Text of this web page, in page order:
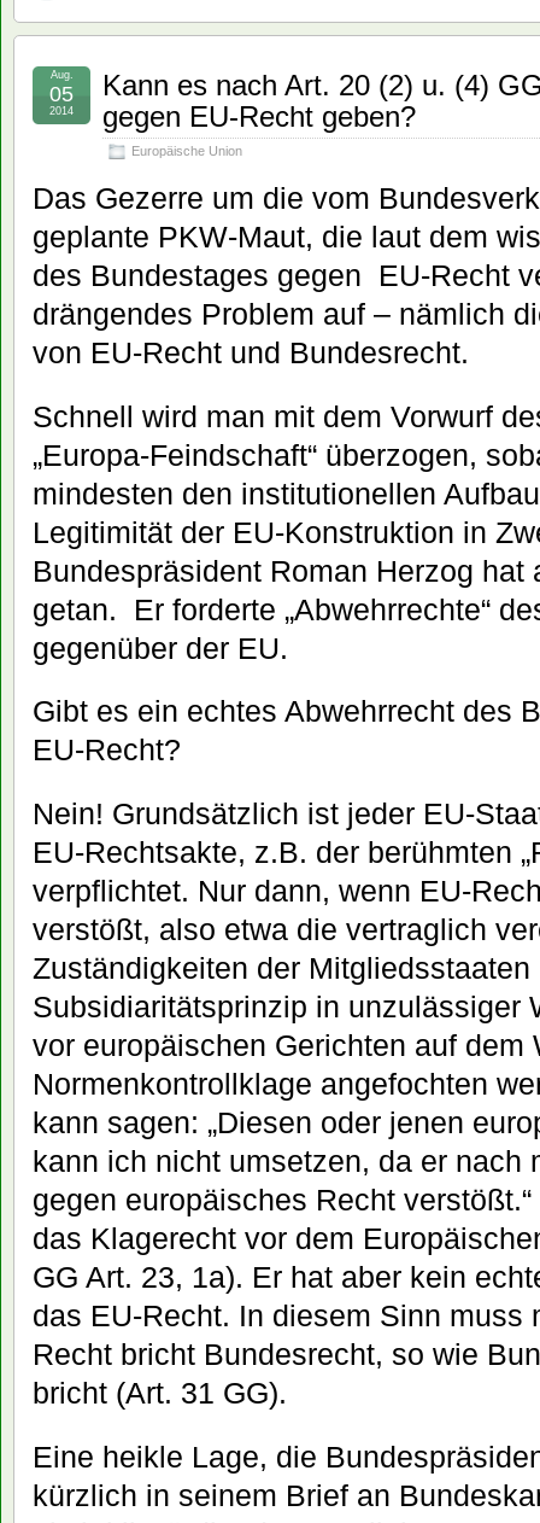
Kann es nach Art. 20 (2) u. (4)
gegen EU-Recht geben?
Europäische Union
Aug.
05
2014
Das Gezerre um die vom
geplante PKW-Maut, die laut dem
des Bundestages gegen EU-Recht
drängendes Problem auf – nämlich
von EU-Recht und Bundesrecht.
Schnell wird man mit dem Vorwurf
„Europa-Feindschaft“ überzogen,
mindesten den institutionellen
Legitimität der EU-Konstruktion in
Bundespräsident Roman Herzog hat
getan. Er forderte „Abwehrrechte“
gegenüber der EU.
Gibt es ein echtes Abwehrrecht des
EU-Recht?
Nein! Grundsätzlich ist jeder EU-
EU-Rechtsakte, z.B. der berühmten
verpflichtet. Nur dann, wenn EU-
verstößt, also etwa die vertraglich
Zuständigkeiten der
Subsidiaritätsprinzip in unzulässiger
vor europäischen Gerichten auf dem
Normenkontrollklage angefochten
kann sagen: „Diesen oder jenen
kann ich nicht umsetzen, da er nach
gegen europäisches Recht
das Klagerecht vor dem
GG Art. 23, 1a). Er hat aber kein
das EU-Recht. In diesem Sinn
Recht bricht Bundesrecht, so wie
bricht (Art. 31 GG).
Eine heikle Lage, die
kürzlich in seinem Brief an